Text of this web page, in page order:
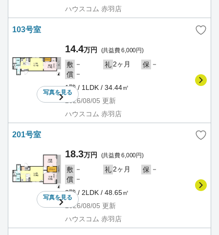
ハウスコム 赤羽店
103号室
写真を見る
14.4万円 (共益費 6,000円)
敷 － 礼 2ヶ月 保 －
償 －
1階 / 1LDK / 34.44㎡
2026/08/05 更新
ハウスコム 赤羽店
201号室
写真を見る
18.3万円 (共益費 6,000円)
敷 － 礼 2ヶ月 保 －
償 －
2階 / 2LDK / 48.65㎡
2026/08/05 更新
ハウスコム 赤羽店